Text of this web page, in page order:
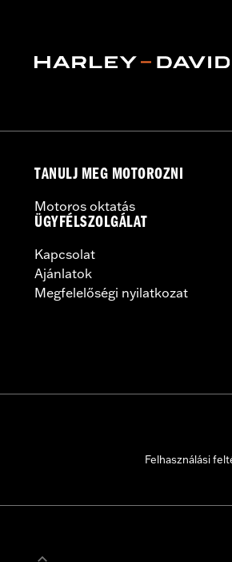
In the Box:Rotor and chrome
TANULJ MEG MOTOROZNI
Motoros oktatás
ÜGYFÉLSZOLGÁLAT
Kapcsolat
Ajánlatok
Megfelelőségi nyilatkozat
Felhasználási